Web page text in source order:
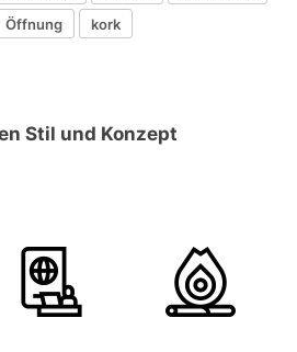
Öffnung
kork
Stil und Konzept